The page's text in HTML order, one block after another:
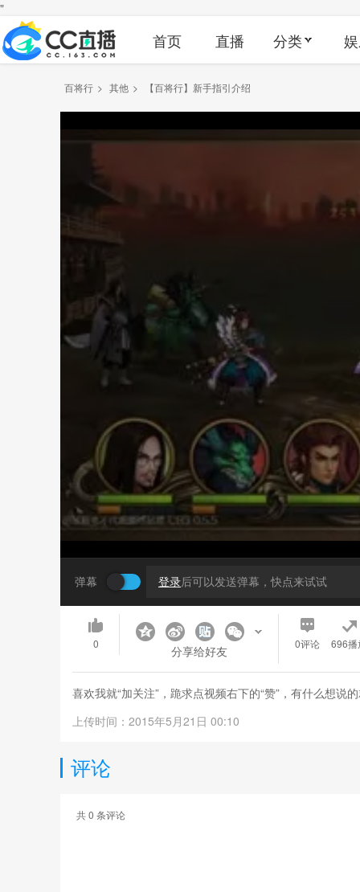
"
首页 直播 分类
百将行 > 其他 > 【百将行】新手指引介绍
弹幕 登录后可以发送弹幕，快点来试试
0 分享给好友 0评论 696播
喜欢我就“加关注”，跪求点视频右下的“赞”，有什么想说
上传时间：2015年5月21日 00:10
评论
共0 条评论